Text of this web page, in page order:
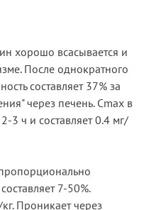
хорошо всасывается и
После однократного
составляет 37% за
через печень. Cmax в
3 ч и составляет 0.4 мг/
7-50%.
Проникает через